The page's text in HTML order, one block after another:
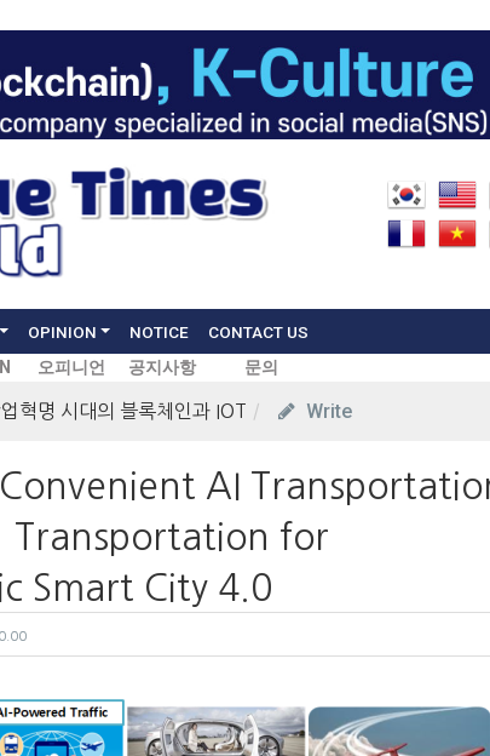
OPINION NOTICE CONTACT US
오피니언 공지사항 문의
혁명 시대의 블록체인과 IOT Write
AI
Transportation for
Smart City 4.0